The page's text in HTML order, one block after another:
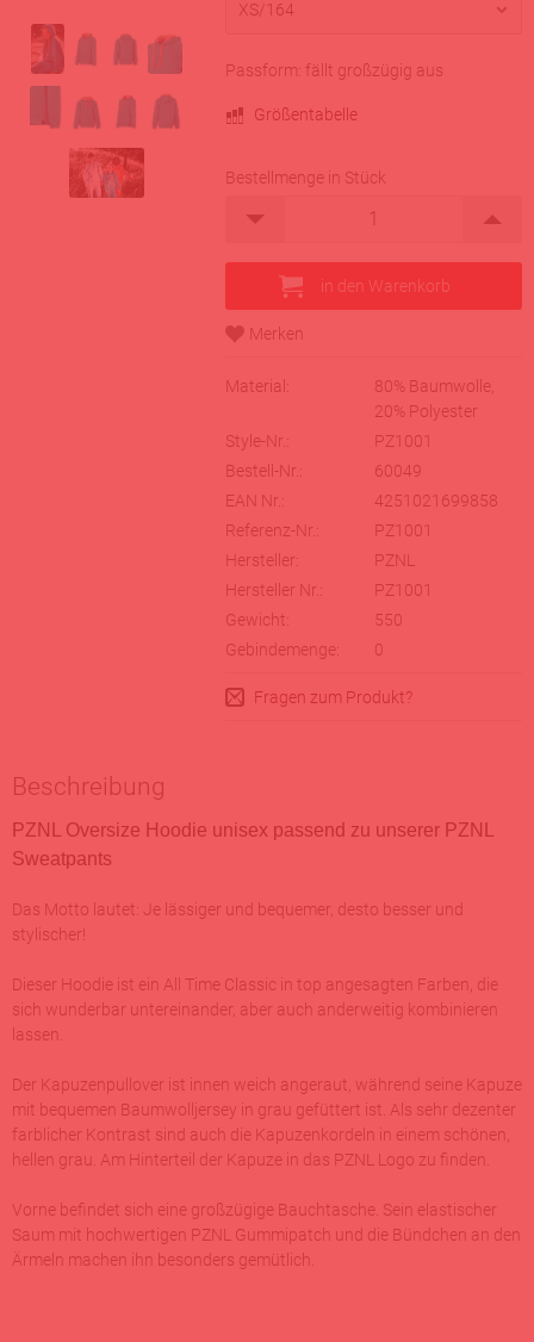
Passform: fällt großzügig aus
Größentabelle
Bestellmenge in Stück
Material:
80% Baumwolle,
20% Polyester
Style-Nr.:
PZ1001
Bestell-Nr.:
60049
EAN Nr.:
4251021699858
Referenz-Nr.:
PZ1001
Hersteller:
PZNL
Hersteller Nr.:
PZ1001
Gewicht:
550
Gebindemenge:
0
Fragen zum Produkt?
Beschreibung
PZNL Oversize Hoodie unisex passend zu unserer PZNL
Sweatpants
Das Motto lautet: Je lässiger und bequemer, desto besser und
stylischer!
Dieser Hoodie ist ein All Time Classic in top angesagten Farben, die
sich wunderbar untereinander, aber auch anderweitig kombinieren
lassen.
Der Kapuzenpullover ist innen weich angeraut, während seine Kapuze
mit bequemen Baumwolljersey in grau gefüttert ist. Als sehr dezenter
farblicher Kontrast sind auch die Kapuzenkordeln in einem schönen,
hellen grau. Am Hinterteil der Kapuze in das PZNL Logo zu finden.
Vorne befindet sich eine großzügige Bauchtasche. Sein elastischer
Saum mit hochwertigen PZNL Gummipatch und die Bündchen an den
Ärmeln machen ihn besonders gemütlich.